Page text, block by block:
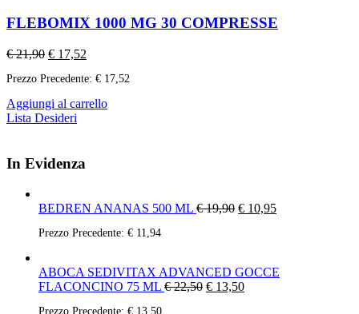
FLEBOMIX 1000 MG 30 COMPRESSE
€21,90 € 17,52
Prezzo Precedente: € 17,52
Aggiungi al carrello
Lista Desideri
In Evidenza
BEDREN ANANAS 500 ML €19,90 € 10,95
Prezzo Precedente: € 11,94
ABOCA SEDIVITAX ADVANCED GOCCE
FLACONCINO 75 ML €22,50 € 13,50
Prezzo Precedente: € 13,50